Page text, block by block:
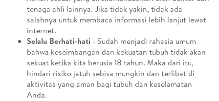
tenaga ahli lainnya. Jika tidak yakin, tidak ada
salahnya untuk membaca informasi lebih lanjut lewat
internet.
Selalu Berhati-hati - Sudah menjadi rahasia umum
bahwa keseimbangan dan kekuatan tubuh tidak akan
sekuat ketika kita berusia 18 tahun. Maka dari itu,
hindari risiko jatuh sebisa mungkin dan terlibat di
aktivitas yang aman bagi tubuh dan keselamatan
Anda.